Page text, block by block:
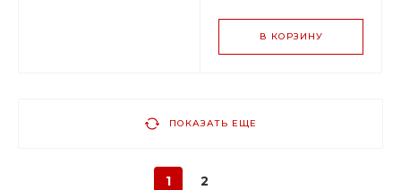
В КОРЗИНУ
ПОКАЗАТЬ ЕЩЕ
1 2